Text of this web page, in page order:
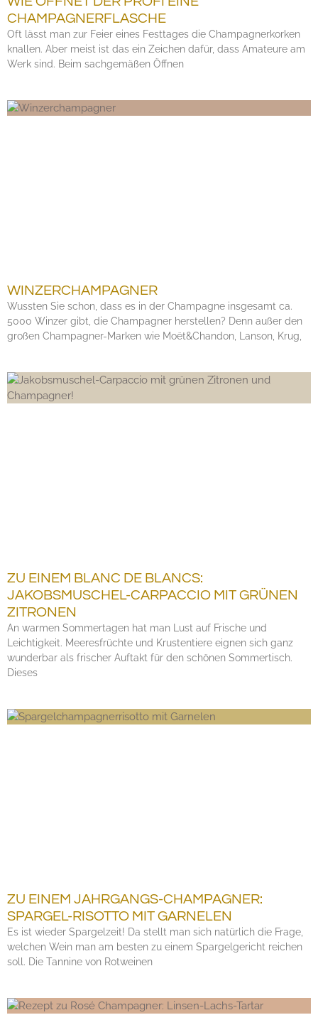
CHAMPAGNERFLASCHE
Oft lässt man zur Feier eines Festtages die Champagnerkorken
knallen. Aber meist ist das ein Zeichen dafür, dass Amateure am
Werk sind. Beim sachgemäßen Öffnen
WINZERCHAMPAGNER
Wussten Sie schon, dass es in der Champagne insgesamt ca.
5000 Winzer gibt, die Champagner herstellen? Denn außer den
großen Champagner-Marken wie Moët&Chandon, Lanson, Krug,
ZU EINEM BLANC DE BLANCS:
JAKOBSMUSCHEL-CARPACCIO MIT GRÜNEN
ZITRONEN
An warmen Sommertagen hat man Lust auf Frische und
Leichtigkeit. Meeresfrüchte und Krustentiere eignen sich ganz
wunderbar als frischer Auftakt für den schönen Sommertisch.
Dieses
ZU EINEM JAHRGANGS-CHAMPAGNER:
SPARGEL-RISOTTO MIT GARNELEN
Es ist wieder Spargelzeit! Da stellt man sich natürlich die Frage,
welchen Wein man am besten zu einem Spargelgericht reichen
soll. Die Tannine von Rotweinen